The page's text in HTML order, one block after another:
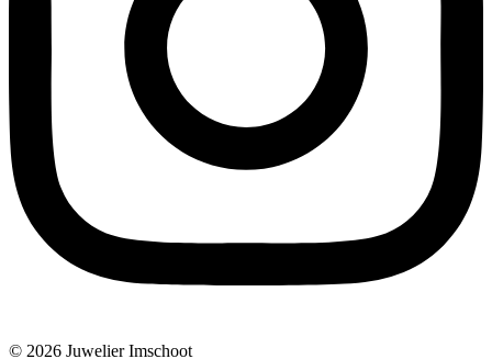
© 2026 Juwelier Imschoot